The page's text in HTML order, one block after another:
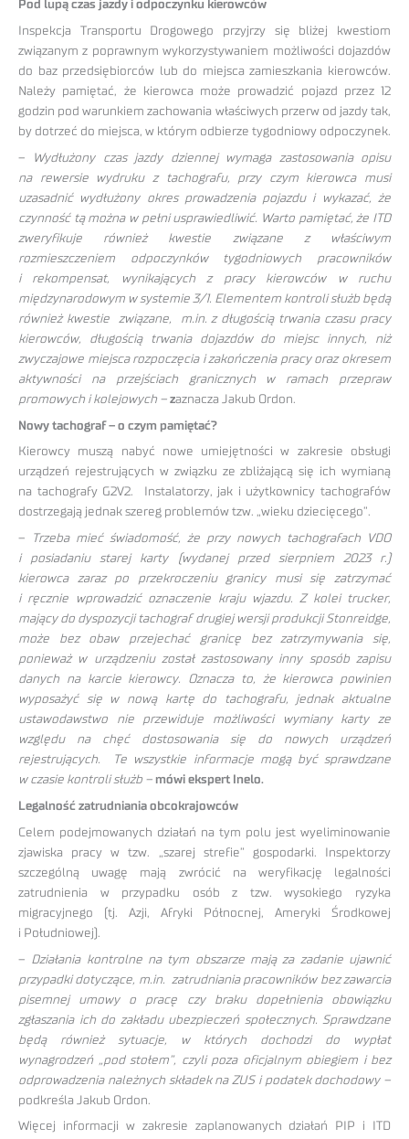
Pod lupą czas jazdy i odpoczynku kierowców
Inspekcja Transportu Drogowego przyjrzy się bliżej kwestiom
związanym z poprawnym wykorzystywaniem możliwości dojazdów
do baz przedsiębiorców lub do miejsca zamieszkania kierowców.
Należy pamiętać, że kierowca może prowadzić pojazd przez 12
godzin pod warunkiem zachowania właściwych przerw od jazdy tak,
by dotrzeć do miejsca, w którym odbierze tygodniowy odpoczynek.
–
Wydłużony czas jazdy dziennej wymaga zastosowania opisu
na rewersie wydruku z tachografu, przy czym kierowca musi
uzasadnić wydłużony okres prowadzenia pojazdu i wykazać, że
czynność tą można w pełni usprawiedliwić. Warto pamiętać, że ITD
zweryfikuje również kwestie związane z właściwym
rozmieszczeniem odpoczynków tygodniowych pracowników
i rekompensat, wynikających z pracy kierowców w ruchu
międzynarodowym w systemie 3/1. Elementem kontroli służb będą
również kwestie związane, m.in. z długością trwania czasu pracy
kierowców, długością trwania dojazdów do miejsc innych, niż
zwyczajowe miejsca rozpoczęcia i zakończenia pracy oraz okresem
aktywności na przejściach granicznych w ramach przepraw
promowych i kolejowych – zaznacza Jakub Ordon.
Nowy tachograf – o czym pamiętać?
Kierowcy muszą nabyć nowe umiejętności w zakresie obsługi
urządzeń rejestrujących w związku ze zbliżającą się ich wymianą
na tachografy G2V2. Instalatorzy, jak i użytkownicy tachografów
dostrzegają jednak szereg problemów tzw. „wieku dziecięcego”.
–
Trzeba mieć świadomość, że przy nowych tachografach VDO
i posiadaniu starej karty (wydanej przed sierpniem 2023 r.)
kierowca zaraz po przekroczeniu granicy musi się zatrzymać
i ręcznie wprowadzić oznaczenie kraju wjazdu. Z kolei trucker,
mający do dyspozycji tachograf drugiej wersji produkcji Stonreidge,
może bez obaw przejechać granicę bez zatrzymywania się,
ponieważ w urządzeniu został zastosowany inny sposób zapisu
danych na karcie kierowcy. Oznacza to, że kierowca powinien
wyposażyć się w nową kartę do tachografu, jednak aktualne
ustawodawstwo nie przewiduje możliwości wymiany karty ze
względu na chęć dostosowania się do nowych urządzeń
rejestrujących. Te wszystkie informacje mogą być sprawdzane
w czasie kontroli służb – mówi ekspert Inelo.
Legalność zatrudniania obcokrajowców
Celem podejmowanych działań na tym polu jest wyeliminowanie
zjawiska pracy w tzw. „szarej strefie” gospodarki. Inspektorzy
szczególną uwagę mają zwrócić na weryfikację legalności
zatrudnienia w przypadku osób z tzw. wysokiego ryzyka
migracyjnego (tj. Azji, Afryki Północnej, Ameryki Środkowej
i Południowej).
– Działania kontrolne na tym obszarze mają za zadanie ujawnić
przypadki dotyczące, m.in. zatrudniania pracowników bez zawarcia
pisemnej umowy o pracę czy braku dopełnienia obowiązku
zgłaszania ich do zakładu ubezpieczeń społecznych. Sprawdzane
będą również sytuacje, w których dochodzi do wypłat
wynagrodzeń „pod stołem”, czyli poza oficjalnym obiegiem i bez
odprowadzenia należnych składek na ZUS i podatek dochodowy –
podkreśla Jakub Ordon.
Więcej informacji w zakresie zaplanowanych działań PIP i ITD